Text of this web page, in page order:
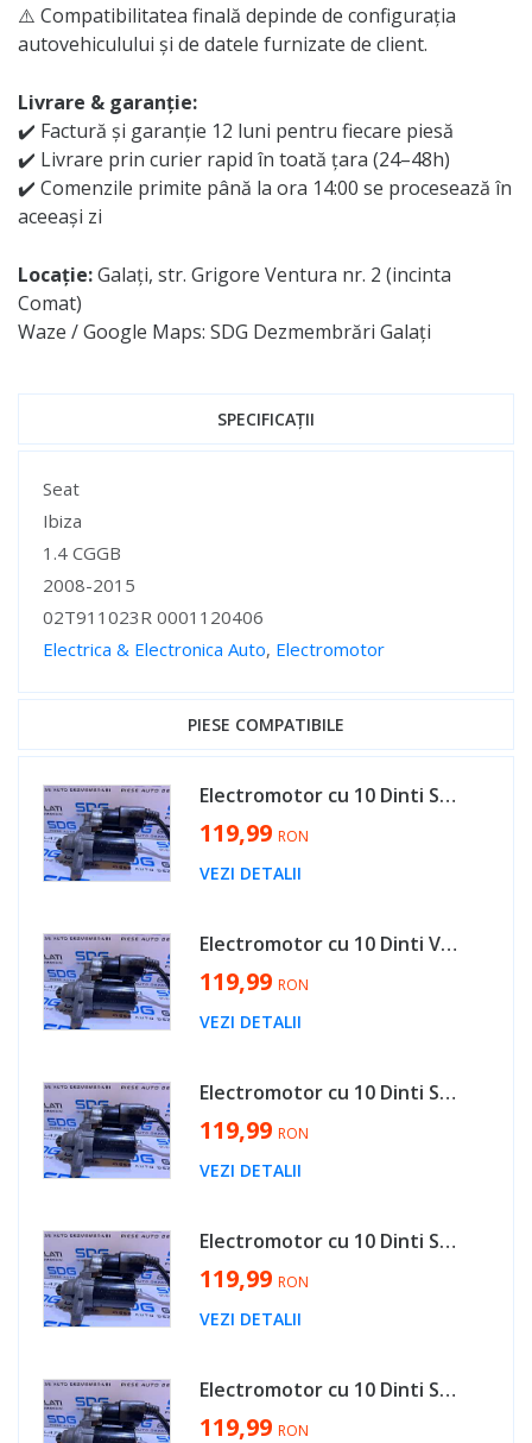
⚠️ Compatibilitatea finală depinde de configurația
autovehiculului și de datele furnizate de client.
Livrare & garanție:
✔️ Factură și garanție 12 luni pentru fiecare piesă
✔️ Livrare prin curier rapid în toată țara (24–48h)
✔️ Comenzile primite până la ora 14:00 se procesează în
aceeași zi
Locație:Galați, str. Grigore Ventura nr. 2 (incinta
Comat)
Waze / Google Maps: SDG Dezmembrări Galați
SPECIFICAȚII
Specificații
Seat
Ibiza
1.4 CGGB
2008-2015
02T911023R 0001120406
Electrica & Electronica Auto, Electromotor
PIESE COMPATIBILE
Electromotor cu 10 Dinti Seat Cordoba 1.2 AZQ BME BXV 2002 - 2009 Cod 02T911023R 0001120406 [B3606]
119,99 RON
VEZI DETALII
Electromotor cu 10 Dinti Volkswagen Polo 6R 1.4 CMAA CDDA CGGB CLPA 2009 - 2018 Cod 02T911023R 0001120406 [B3606]
119,99 RON
VEZI DETALII
Electromotor cu 10 Dinti Seat Cordoba 1.6 BTS 2002 - 2009 Cod 02T911023R 0001120406 [B3606]
119,99 RON
VEZI DETALII
Electromotor cu 10 Dinti Skoda Fabia 1 1.2 AWY BMD BME AZQ 2000 - 2008 Cod 02T911023R 0001120406 [B3606]
119,99 RON
VEZI DETALII
Electromotor cu 10 Dinti Seat Ibiza 1.4 BKY BBY BBZ AUB BXW 2002 - 2010 Cod 02T911023R 0001120406 [B3606]
119,99 RON